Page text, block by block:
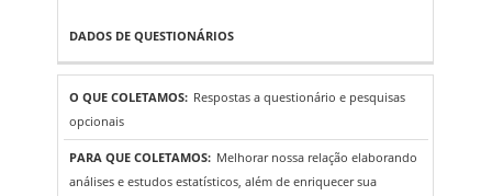
QUESTIONÁRIOS
Respostas a questionário e pesquisas
opcionais
Melhorar nossa relação elaborando
análises e estudos estatísticos, além de enriquecer sua